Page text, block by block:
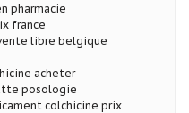
pharmacie
france
libre belgique
acheter
posologie
colchicine prix